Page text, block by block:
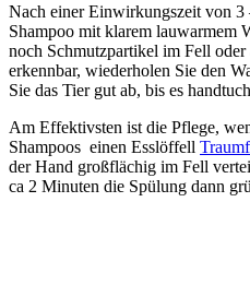
Nach einer Einwirkungszeit von 3
Shampoo mit klarem lauwarmem
noch Schmutzpartikel im Fell oder
erkennbar, wiederholen Sie den
Sie das Tier gut ab, bis es
Am Effektivsten ist die Pflege,
Shampoos einen Esslöffell
der Hand großflächig im Fell
ca 2 Minuten die Spülung dann